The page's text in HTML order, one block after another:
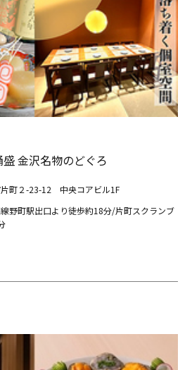
金沢名物のどぐろ
町２-23-12 中央コアビル1F
野町駅出口より徒歩約18分/片町スクランブ